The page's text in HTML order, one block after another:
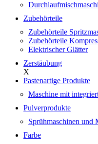
Zubehörteile
Zubehörteile
Zubehörteile
Elektrischer Glätter
Zerstäubung
X
Pastenartige Produkte
Maschine mit
Pulverprodukte
Sprühmaschinen und
Farbe